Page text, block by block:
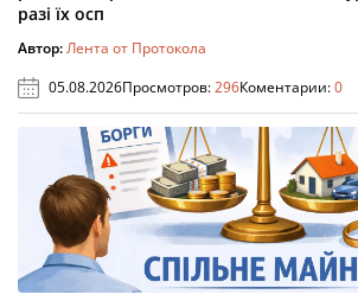
разі їх осп
Автор:Лента от Протокола
05.08.2026Просмотров:296Коментарии:0